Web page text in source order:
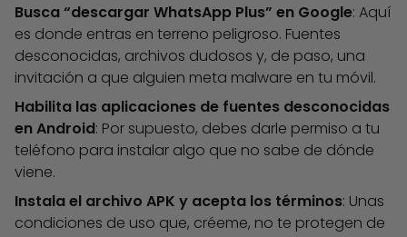
Busca “descargar WhatsApp Plus” en Google: Aquí
es donde entras en terreno peligroso. Fuentes
desconocidas, archivos dudosos y, de paso, una
invitación a que alguien meta malware en tu móvil.
Habilita las aplicaciones de fuentes desconocidas
en Android: Por supuesto, debes darle permiso a tu
teléfono para instalar algo que no sabe de dónde
viene.
Instala el archivo APK y acepta los términos: Unas
condiciones de uso que, créeme, no te protegen de